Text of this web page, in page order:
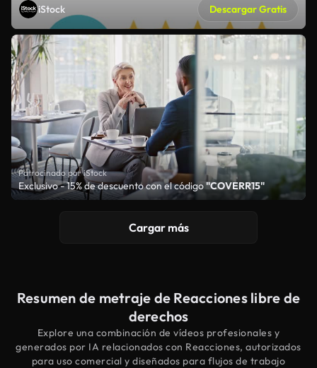
iStock Descargar Gratis
Patrocinado por iStock
Exclusivo - 15% de descuento con el código"COVERR15"
Cargar más
Resumen de metraje de Reacciones libre de
derechos
Explore una combinación de vídeos profesionales y
generados por IA relacionados con Reacciones, autorizados
para uso comercial y diseñados para flujos de trabajo